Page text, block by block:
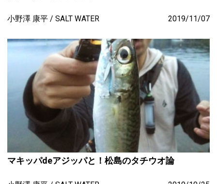
小野澤 康平 SALT WATER 2019/11/07
マキッパdeアジッパと！松島のタチウオ論